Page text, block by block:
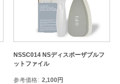
NSSC014 NSディスポーザブルフ
ットファイル
参考価格 2,100円